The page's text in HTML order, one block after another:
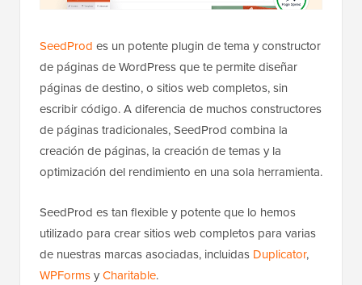
SeedProd es un potente plugin de tema y constructor
de páginas de WordPress que te permite diseñar
páginas de destino, o sitios web completos, sin
escribir código. A diferencia de muchos constructores
de páginas tradicionales, SeedProd combina la
creación de páginas, la creación de temas y la
optimización del rendimiento en una sola herramienta.
SeedProd es tan flexible y potente que lo hemos
utilizado para crear sitios web completos para varias
de nuestras marcas asociadas, incluidas Duplicator,
WPFormsyCharitable.